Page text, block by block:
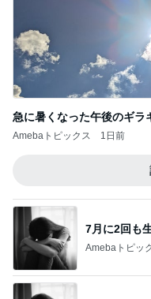
急に暑くなった午後のギラ
Amebaトピックス 1日前
7月に2回も
Amebaトピッ